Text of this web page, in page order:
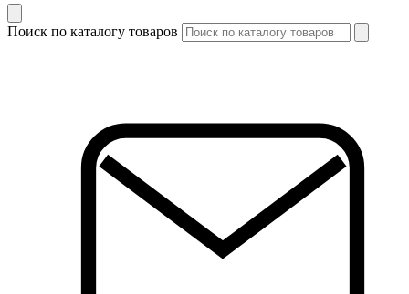
Поиск по каталогу товаров